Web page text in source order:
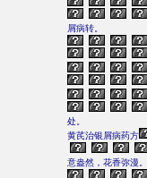
屑病转。
处。
黄芪治银屑病药方
意盎然，花香弥漫。